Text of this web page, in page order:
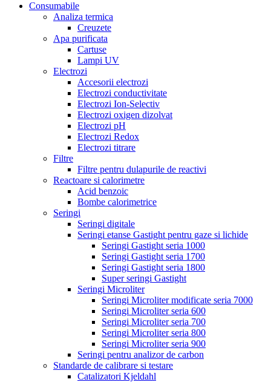
Consumabile
Analiza termica
Creuzete
Apa purificata
Cartuse
Lampi UV
Electrozi
Accesorii electrozi
Electrozi conductivitate
Electrozi Ion-Selectiv
Electrozi oxigen dizolvat
Electrozi pH
Electrozi Redox
Electrozi titrare
Filtre
Filtre pentru dulapurile de reactivi
Reactoare si calorimetre
Acid benzoic
Bombe calorimetrice
Seringi
Seringi digitale
Seringi etanse Gastight pentru gaze si lichide
Seringi Gastight seria 1000
Seringi Gastight seria 1700
Seringi Gastight seria 1800
Super seringi Gastight
Seringi Microliter
Seringi Microliter modificate seria 7000
Seringi Microliter seria 600
Seringi Microliter seria 700
Seringi Microliter seria 800
Seringi Microliter seria 900
Seringi pentru analizor de carbon
Standarde de calibrare si testare
Catalizatori Kjeldahl